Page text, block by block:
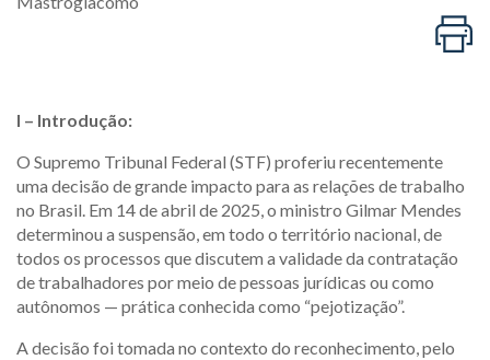
I – Introdução:
O Supremo Tribunal Federal (STF) proferiu recentemente
uma decisão de grande impacto para as relações de trabalho
no Brasil. Em 14 de abril de 2025, o ministro Gilmar Mendes
determinou a suspensão, em todo o território nacional, de
todos os processos que discutem a validade da contratação
de trabalhadores por meio de pessoas jurídicas ou como
autônomos — prática conhecida como “pejotização”.
A decisão foi tomada no contexto do reconhecimento, pelo